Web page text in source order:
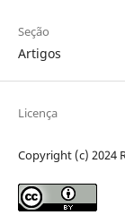
Seção
Artigos
Licença
Copyright (c) 2024